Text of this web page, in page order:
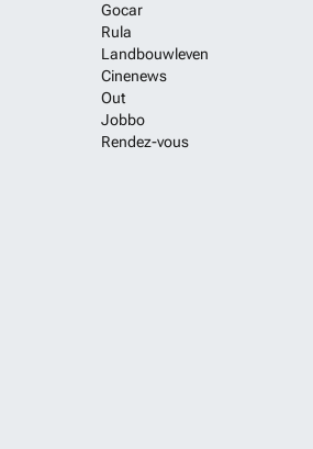
Gocar
Rula
Landbouwleven
Cinenews
Out
Jobbo
Rendez-vous